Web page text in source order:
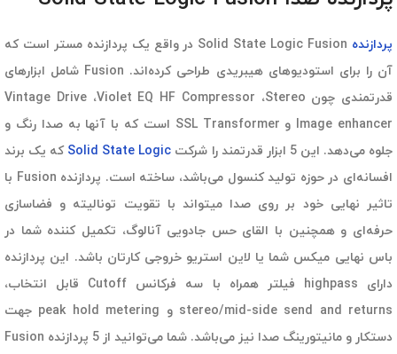
پردازنده
Solid State Logic Fusion در واقع یک پردازنده مستر است که
آن را برای استودیوهای هیبریدی طراحی کرده‌اند. Fusion شامل ابزارهای
قدرتمندی چون Vintage Drive ،Violet EQ HF Compressor ،Stereo
Image enhancer و SSL Transformer است که با آنها به صدا رنگ و
جلوه می‌دهد. این 5 ابزار قدرتمند را شرکت
Solid State Logic که یک برند
افسانه‌ای در حوزه تولید کنسول می‌باشد، ساخته است. پردازنده Fusion با
تاثیر نهایی خود بر روی صدا میتواند با تقویت تونالیته و فضاسازی
حرفه‌ای و همچنین با القای حس جادویی آنالوگ، تکمیل کننده شما در
باس نهایی میکس شما یا لاین استریو خروجی کارتان باشد. این پردازنده
دارای highpass فیلتر همراه با سه فرکانس Cutoff قابل انتخاب،
stereo/mid-side send and returns و peak hold metering جهت
دستکار و مانیتورینگ صدا نیز می‌باشد. شما می‌توانید از 5 پردازنده Fusion